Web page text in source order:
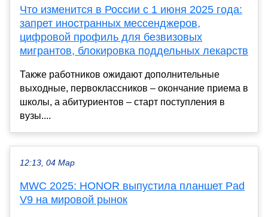
Что изменится в России с 1 июня 2025 года:
запрет иностранных мессенджеров,
цифровой профиль для безвизовых
мигрантов, блокировка поддельных лекарств
Также работников ожидают дополнительные
выходные, первоклассников – окончание приема в
школы, а абитуриентов – старт поступления в
вузы....
12:13, 04 Мар
MWC 2025: HONOR выпустила планшет Pad
V9 на мировой рынок